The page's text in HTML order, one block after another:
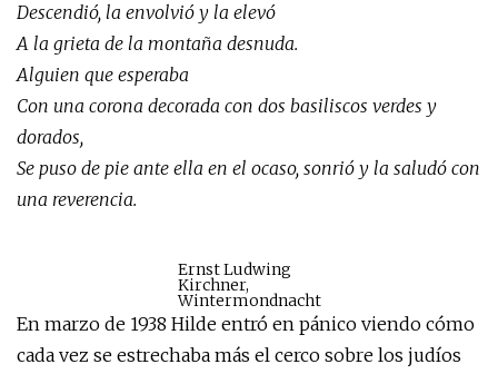
Descendió, la envolvió y la elevó
A la grieta de la montaña desnuda.
Alguien que esperaba
Con una corona decorada con dos basiliscos verdes y
dorados,
Se puso de pie ante ella en el ocaso, sonrió y la saludó con
una reverencia.
Ernst Ludwing
Kirchner,
Wintermondnacht
En marzo de 1938 Hilde entró en pánico viendo cómo
cada vez se estrechaba más el cerco sobre los judíos